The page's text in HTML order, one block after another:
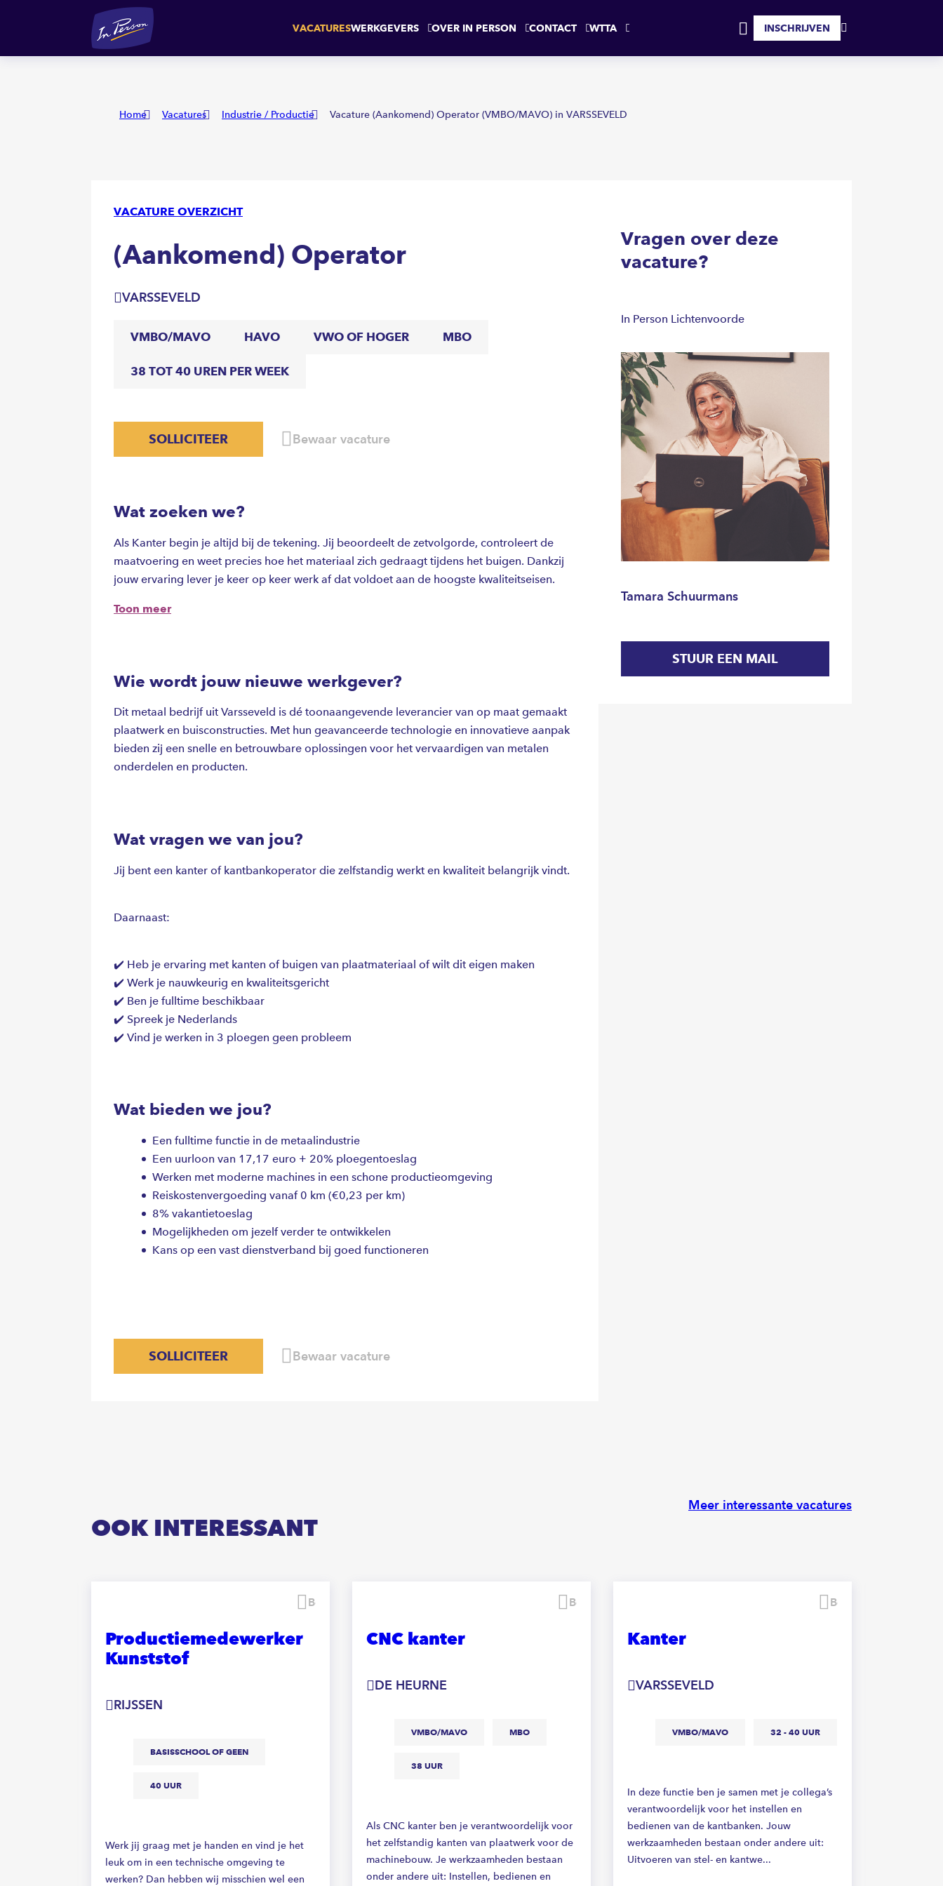
VACATURESWERKGEVERS OVER IN PERSON CONTACT WTTA
MIJN
INSCHRIJVEN
Home Vacatures Industrie / Productie Vacature (Aankomend) Operator (VMBO/MAVO) in VARSSEVELD
VACATURE OVERZICHT
(Aankomend) Operator
VARSSEVELD
VMBO/MAVO HAVO VWO OF HOGER MBO
38 TOT 40 UREN PER WEEK
SOLLICITEER Bewaar vacature
Wat zoeken we?
Als Kanter begin je altijd bij de tekening. Jij beoordeelt de zetvolgorde, controleert de
maatvoering en weet precies hoe het materiaal zich gedraagt tijdens het buigen. Dankzij
jouw ervaring lever je keer op keer werk af dat voldoet aan de hoogste kwaliteitseisen.
Toon meer
Wie wordt jouw nieuwe werkgever?
Dit metaal bedrijf uit Varsseveld is dé toonaangevende leverancier van op maat gemaakt
plaatwerk en buisconstructies. Met hun geavanceerde technologie en innovatieve aanpak
bieden zij een snelle en betrouwbare oplossingen voor het vervaardigen van metalen
onderdelen en producten.
Wat vragen we van jou?
Jij bent een kanter of kantbankoperator die zelfstandig werkt en kwaliteit belangrijk vindt.
Daarnaast:
✔️ Heb je ervaring met kanten of buigen van plaatmateriaal of wilt dit eigen maken
✔️ Werk je nauwkeurig en kwaliteitsgericht
✔️ Ben je fulltime beschikbaar
✔️ Spreek je Nederlands
✔️ Vind je werken in 3 ploegen geen probleem
Wat bieden we jou?
Een fulltime functie in de metaalindustrie
Een uurloon van 17,17 euro + 20% ploegentoeslag
Werken met moderne machines in een schone productieomgeving
Reiskostenvergoeding vanaf 0 km (€0,23 per km)
8% vakantietoeslag
Mogelijkheden om jezelf verder te ontwikkelen
Kans op een vast dienstverband bij goed functioneren
SOLLICITEER Bewaar vacature
Vragen over deze
vacature?
In Person Lichtenvoorde
Tamara Schuurmans
STUUR EEN MAIL
OOK INTERESSANT
Productiemedewerker
Kunststof
RIJSSEN
BASISSCHOOL OF GEEN
40 UUR
Werk jij graag met je handen en vind je het
leuk om in een technische omgeving te
werken? Dan hebben wij misschien wel een
Bewaren
CNC kanter
DE HEURNE
VMBO/MAVO MBO
38 UUR
Als CNC kanter ben je verantwoordelijk voor
het zelfstandig kanten van plaatwerk voor de
machinebouw. Je werkzaamheden bestaan
onder andere uit: Instellen, bedienen en
Bewaren
Kanter
VARSSEVELD
VMBO/MAVO 32 - 40 UUR
In deze functie ben je samen met je collega’s
verantwoordelijk voor het instellen en
bedienen van de kantbanken. Jouw
werkzaamheden bestaan onder andere uit:
Uitvoeren van stel- en kantwe...
Bewaren
Meer interessante vacatures
(Aankomend) Operator VARSSEVELD SOLLICITEER